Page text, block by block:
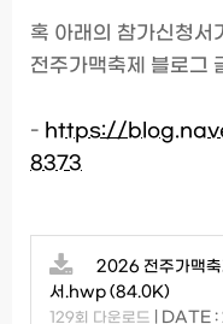
혹 아래의 참가신청서
전주가맥축제 블로그
- https://
8373
2026 전주가맥축
서.hwp (84.0K)
129회 다운로드 DATE